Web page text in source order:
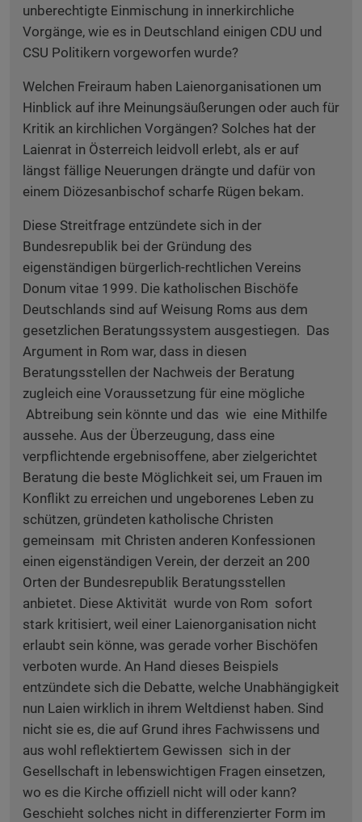
unberechtigte Einmischung in innerkirchliche
Vorgänge, wie es in Deutschland einigen CDU und
CSU Politikern vorgeworfen wurde?
Welchen Freiraum haben Laienorganisationen um
Hinblick auf ihre Meinungsäußerungen oder auch für
Kritik an kirchlichen Vorgängen? Solches hat der
Laienrat in Österreich leidvoll erlebt, als er auf
längst fällige Neuerungen drängte und dafür von
einem Diözesanbischof scharfe Rügen bekam.
Diese Streitfrage entzündete sich in der
Bundesrepublik bei der Gründung des
eigenständigen bürgerlich-rechtlichen Vereins
Donum vitae 1999. Die katholischen Bischöfe
Deutschlands sind auf Weisung Roms aus dem
gesetzlichen Beratungssystem ausgestiegen. Das
Argument in Rom war, dass in diesen
Beratungsstellen der Nachweis der Beratung
zugleich eine Voraussetzung für eine mögliche
Abtreibung sein könnte und das wie eine Mithilfe
aussehe. Aus der Überzeugung, dass eine
verpflichtende ergebnisoffene, aber zielgerichtet
Beratung die beste Möglichkeit sei, um Frauen im
Konflikt zu erreichen und ungeborenes Leben zu
schützen, gründeten katholische Christen
gemeinsam mit Christen anderen Konfessionen
einen eigenständigen Verein, der derzeit an 200
Orten der Bundesrepublik Beratungsstellen
anbietet. Diese Aktivität wurde von Rom sofort
stark kritisiert, weil einer Laienorganisation nicht
erlaubt sein könne, was gerade vorher Bischöfen
verboten wurde. An Hand dieses Beispiels
entzündete sich die Debatte, welche Unabhängigkeit
nun Laien wirklich in ihrem Weltdienst haben. Sind
nicht sie es, die auf Grund ihres Fachwissens und
aus wohl reflektiertem Gewissen sich in der
Gesellschaft in lebenswichtigen Fragen einsetzen,
wo es die Kirche offiziell nicht will oder kann?
Geschieht solches nicht in differenzierter Form im